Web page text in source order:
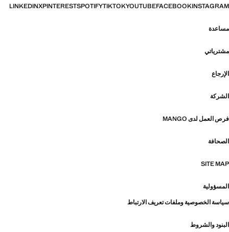
INSTAGRAM
FACEBOOK
YOUTUBE
TIKTOK
SPOTIFY
PINTEREST
X
LINKEDIN
مساعدة
مشترياتي
الإرجاع
الشركة
فرص العمل لدى MANGO
الصحافة
SITE MAP
المسؤولية
سياسة الخصوصية وملفات تعريف الارتباط
البنود والشروط